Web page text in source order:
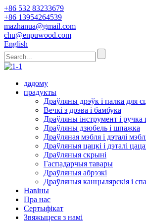
+86 532 83233679
+86 13954264539
mazhanua@gmail.com
chu@enpuwood.com
English
дадому
прадукты
Драўляны дрэўк і палка для
Вечкі з дрэва і бамбука
Драўляны інструмент і ручка
Драўляны дзюбель і шпажка
Драўляная мэбля і дэталі
Драўляныя цацкі і дэталі
Драўляныя скрыні
Гаспадарчыя тавары
Драўляныя абрэзкі
Драўляныя канцылярскія і
Навіны
Пра нас
Сертыфікат
Звяжыцеся з намі